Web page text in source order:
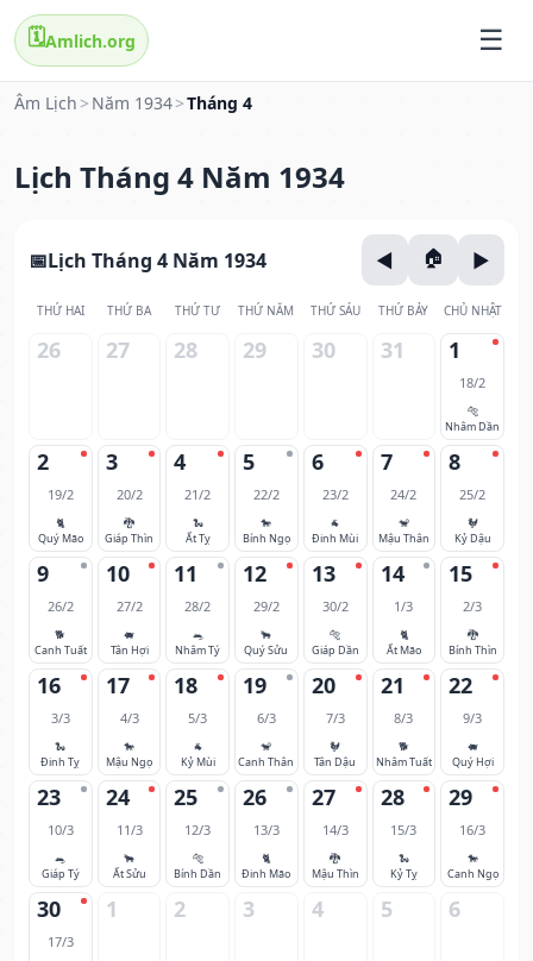
🗓️Amlich.org
Âm Lịch > Năm 1934>Tháng 4
Lịch Tháng 4 Năm 1934
Lịch Tháng 4 Năm 1934
THỨ HAI THỨ BA THỨ TƯ THỨ NĂM THỨ SÁU THỨ BẢY CHỦ NHẬT
26 27 28 29 30 31 1
18/2
🐅
Nhâm Dần
2
19/2
🐈
Quý Mão
3
20/2
🐉
Giáp Thìn
4
21/2
🐍
Ất Tỵ
5
22/2
🐎
Bính Ngọ
6
23/2
🐐
Đinh Mùi
7
24/2
🐒
Mậu Thân
8
25/2
🐓
Kỷ Dậu
9
26/2
🐕
Canh Tuất
10
27/2
🐖
Tân Hợi
11
28/2
🐀
Nhâm Tý
12
29/2
🐂
Quý Sửu
13
30/2
🐅
Giáp Dần
14
1/3
🐈
Ất Mão
15
2/3
🐉
Bính Thìn
16
3/3
🐍
Đinh Tỵ
17
4/3
🐎
Mậu Ngọ
18
5/3
🐐
Kỷ Mùi
19
6/3
🐒
Canh Thân
20
7/3
🐓
Tân Dậu
21
8/3
🐕
Nhâm Tuất
22
9/3
🐖
Quý Hợi
23
10/3
🐀
Giáp Tý
24
11/3
🐂
Ất Sửu
25
12/3
🐅
Bính Dần
26
13/3
🐈
Đinh Mão
27
14/3
🐉
Mậu Thìn
28
15/3
🐍
Kỷ Tỵ
29
16/3
🐎
Canh Ngọ
30
17/3
1 2 3 4 5 6